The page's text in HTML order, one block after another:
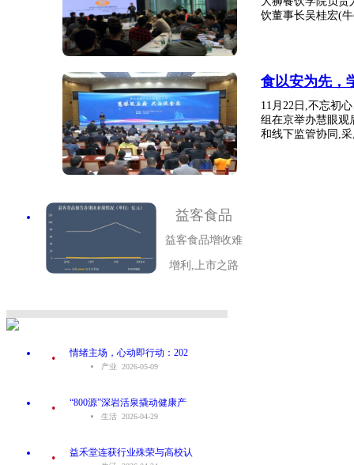
饮董事长吴桂宏(
食以安为先，
11月22日,不忘初
组在京举办慧眼观
和线下监管协同,
益客食品
益客食品增收难
增利,上市之路
. 情绪主场，心动即行动：202
产业 2026-05-09
. “800源”深岩活泉撬动健康产
生活 2026-04-29
. 益禾堂连获行业殊荣与高校认